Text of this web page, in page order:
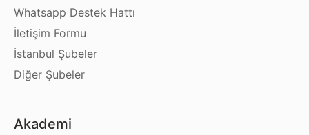
Whatsapp Destek Hattı
İletişim Formu
İstanbul Şubeler
Diğer Şubeler
Akademi